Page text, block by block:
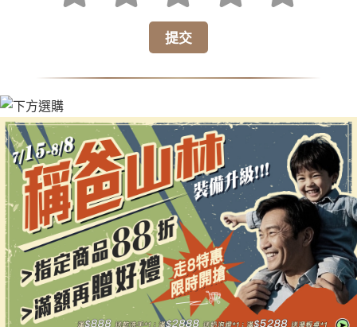
魔鬼包真的很耐用，出貨也超快！
張
兩天一夜的登山包選28L剛好，不過顏色選擇可以再多一
點。
李
李*小姐
2026-07-31
★★★★★
已購會員
55L款式設計真的太好了，調整背帶超方便！
趙
趙*先生
2026-08-06
★★★★★
已購會員
提交